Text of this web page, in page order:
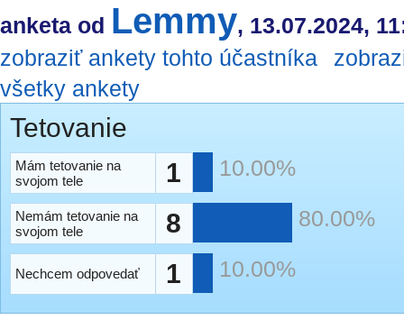
anketa od Lemmy, 13.07.2024,
zobraziť ankety tohto účastníka
všetky ankety
Tetovanie
Mám tetovanie na
svojom tele
1 10.00%
Nemám tetovanie na
svojom tele
8 80.00%
Nechcem odpovedať 1 10.00%